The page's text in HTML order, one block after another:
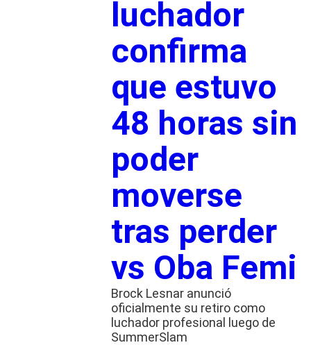
luchador
confirma
que estuvo
48 horas sin
poder
moverse
tras perder
vs Oba Femi
Brock Lesnar anunció
oficialmente su retiro como
luchador profesional luego de
SummerSlam